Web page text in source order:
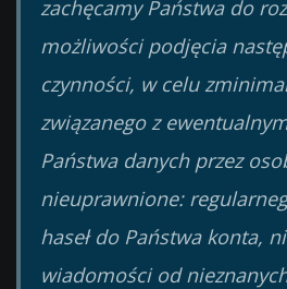
zachęcamy Państwa do
możliwości podjęcia
czynności, w celu
związanego z
Państwa danych przez
nieuprawnione:
haseł do Państwa konta,
wiadomości od